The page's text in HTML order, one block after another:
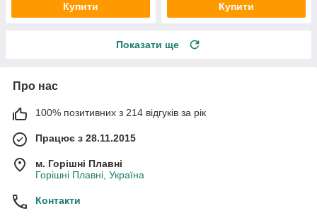
Купити Купити
Показати ще
Про нас
100% позитивних з 214 відгуків за рік
Працює з 28.11.2015
м. Горішні Плавні
Горішні Плавні, Україна
Контакти